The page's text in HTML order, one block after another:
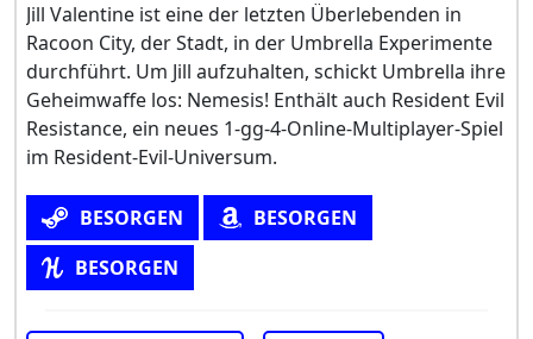
Jill Valentine ist eine der letzten Überlebenden in
Racoon City, der Stadt, in der Umbrella Experimente
durchführt. Um Jill aufzuhalten, schickt Umbrella ihre
Geheimwaffe los: Nemesis! Enthält auch Resident Evil
Resistance, ein neues 1-gg-4-Online-Multiplayer-Spiel
im Resident-Evil-Universum.
BESORGEN
BESORGEN
BESORGEN